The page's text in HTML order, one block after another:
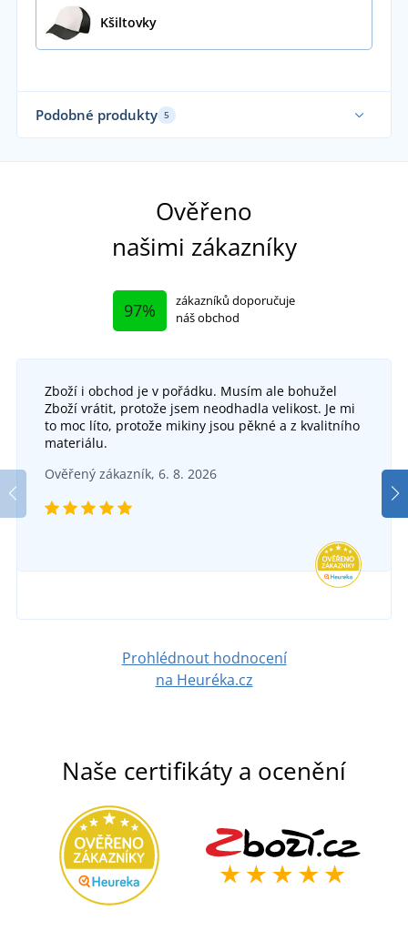
Kšiltovky
Podobné produkty 5
5 panelová kšiltovka MB070
107 Kč
Ověřeno
našimi zákazníky
97%
zákazníků doporučuje
náš obchod
Zboží i obchod je v pořádku. Musím ale bohužel
Zboží vrátit, protože jsem neodhadla velikost. Je mi
to moc líto, protože mikiny jsou pěkné a z kvalitního
materiálu.
Ověřený zákazník, 6. 8. 2026
Prohlédnout hodnocení
na Heuréka.cz
Naše certifikáty a ocenění